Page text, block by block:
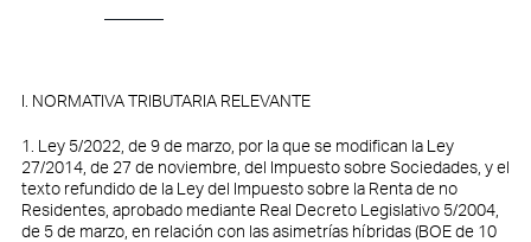
I. NORMATIVA TRIBUTARIA RELEVANTE
1. Ley 5/2022, de 9 de marzo, por la que se modifican la Ley
27/2014, de 27 de noviembre, del Impuesto sobre Sociedades, y el
texto refundido de la Ley del Impuesto sobre la Renta de no
Residentes, aprobado mediante Real Decreto Legislativo 5/2004,
de 5 de marzo, en relación con las asimetrías híbridas (BOE de 10